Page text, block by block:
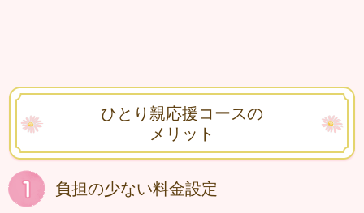
ひとり親応援コースの
メリット
負担の少ない料金設定